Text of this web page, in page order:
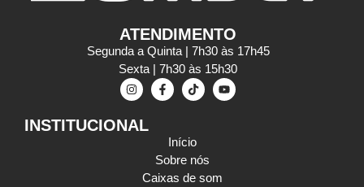
ATENDIMENTO
Segunda a Quinta | 7h30 às 17h45
Sexta | 7h30 às 15h30
INSTITUCIONAL
Início
Sobre nós
Caixas de som